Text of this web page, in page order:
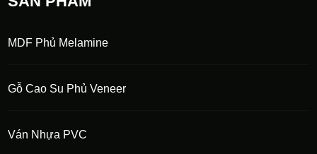
MDF Phủ Melamine
Gỗ Cao Su Phủ Veneer
Ván Nhựa PVC